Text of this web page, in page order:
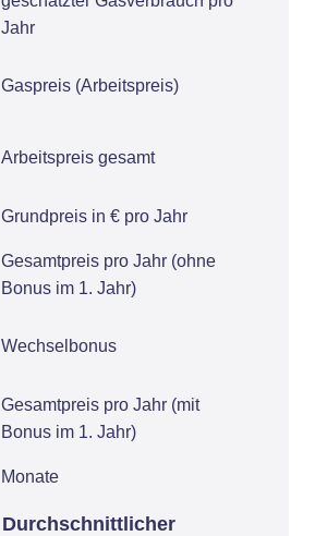
Jahr
Gaspreis (Arbeitspreis)
Arbeitspreis gesamt
Grundpreis in € pro Jahr
Gesamtpreis pro Jahr (ohne
Bonus im 1. Jahr)
Wechselbonus
Gesamtpreis pro Jahr (mit
Bonus im 1. Jahr)
Monate
Durchschnittlicher